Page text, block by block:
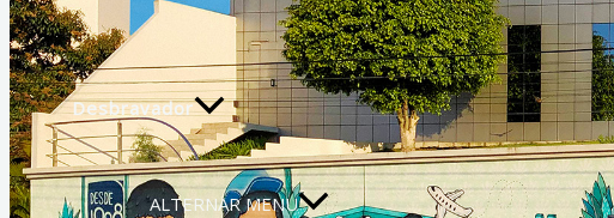
Desbravador
ALTERNAR MENU